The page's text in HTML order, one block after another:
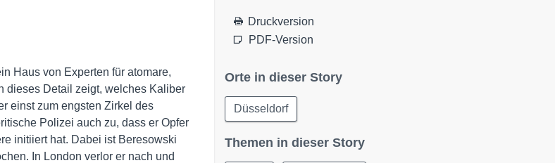
Haus von Experten für atomare,
dieses Detail zeigt, welches Kaliber
einst zum engsten Zirkel des
Polizei auch zu, dass er Opfer
initiiert hat. Dabei ist Beresowski
In London verlor er nach und
Druckversion
PDF-Version
Orte in dieser Story
Düsseldorf
Themen in dieser Story